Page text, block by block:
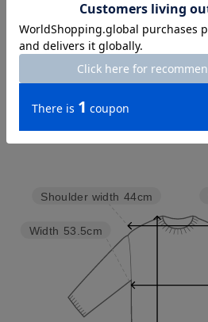
チャット相談をする
Check the recommended size
Try this item on
Width 53.5cm
Shoulder width 44cm